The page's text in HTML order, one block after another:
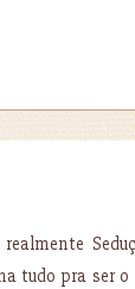
tudo pra ser o